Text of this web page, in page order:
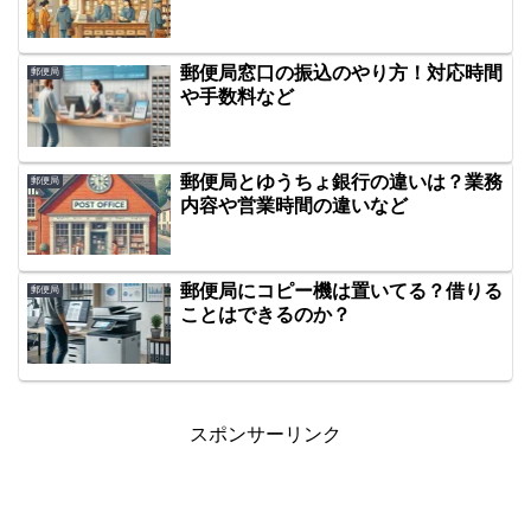
郵便局
郵便局窓口の振込のやり方！対応時間
や手数料など
郵便局
郵便局とゆうちょ銀行の違いは？業務
内容や営業時間の違いなど
郵便局
郵便局にコピー機は置いてる？借りる
ことはできるのか？
スポンサーリンク